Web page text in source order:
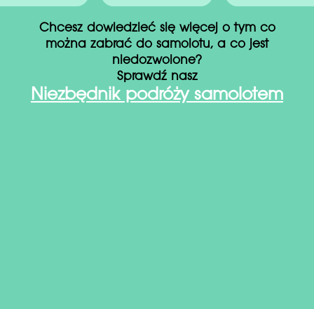
Chcesz dowiedzieć się więcej o tym co
można zabrać do samolotu, a co jest
niedozwolone?
Sprawdź nasz
Niezbędnik podróży samolotem